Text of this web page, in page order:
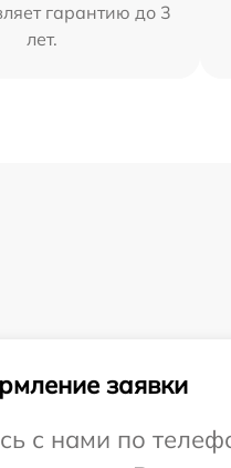
гарантию до 3
лет.
заявки
с нами по